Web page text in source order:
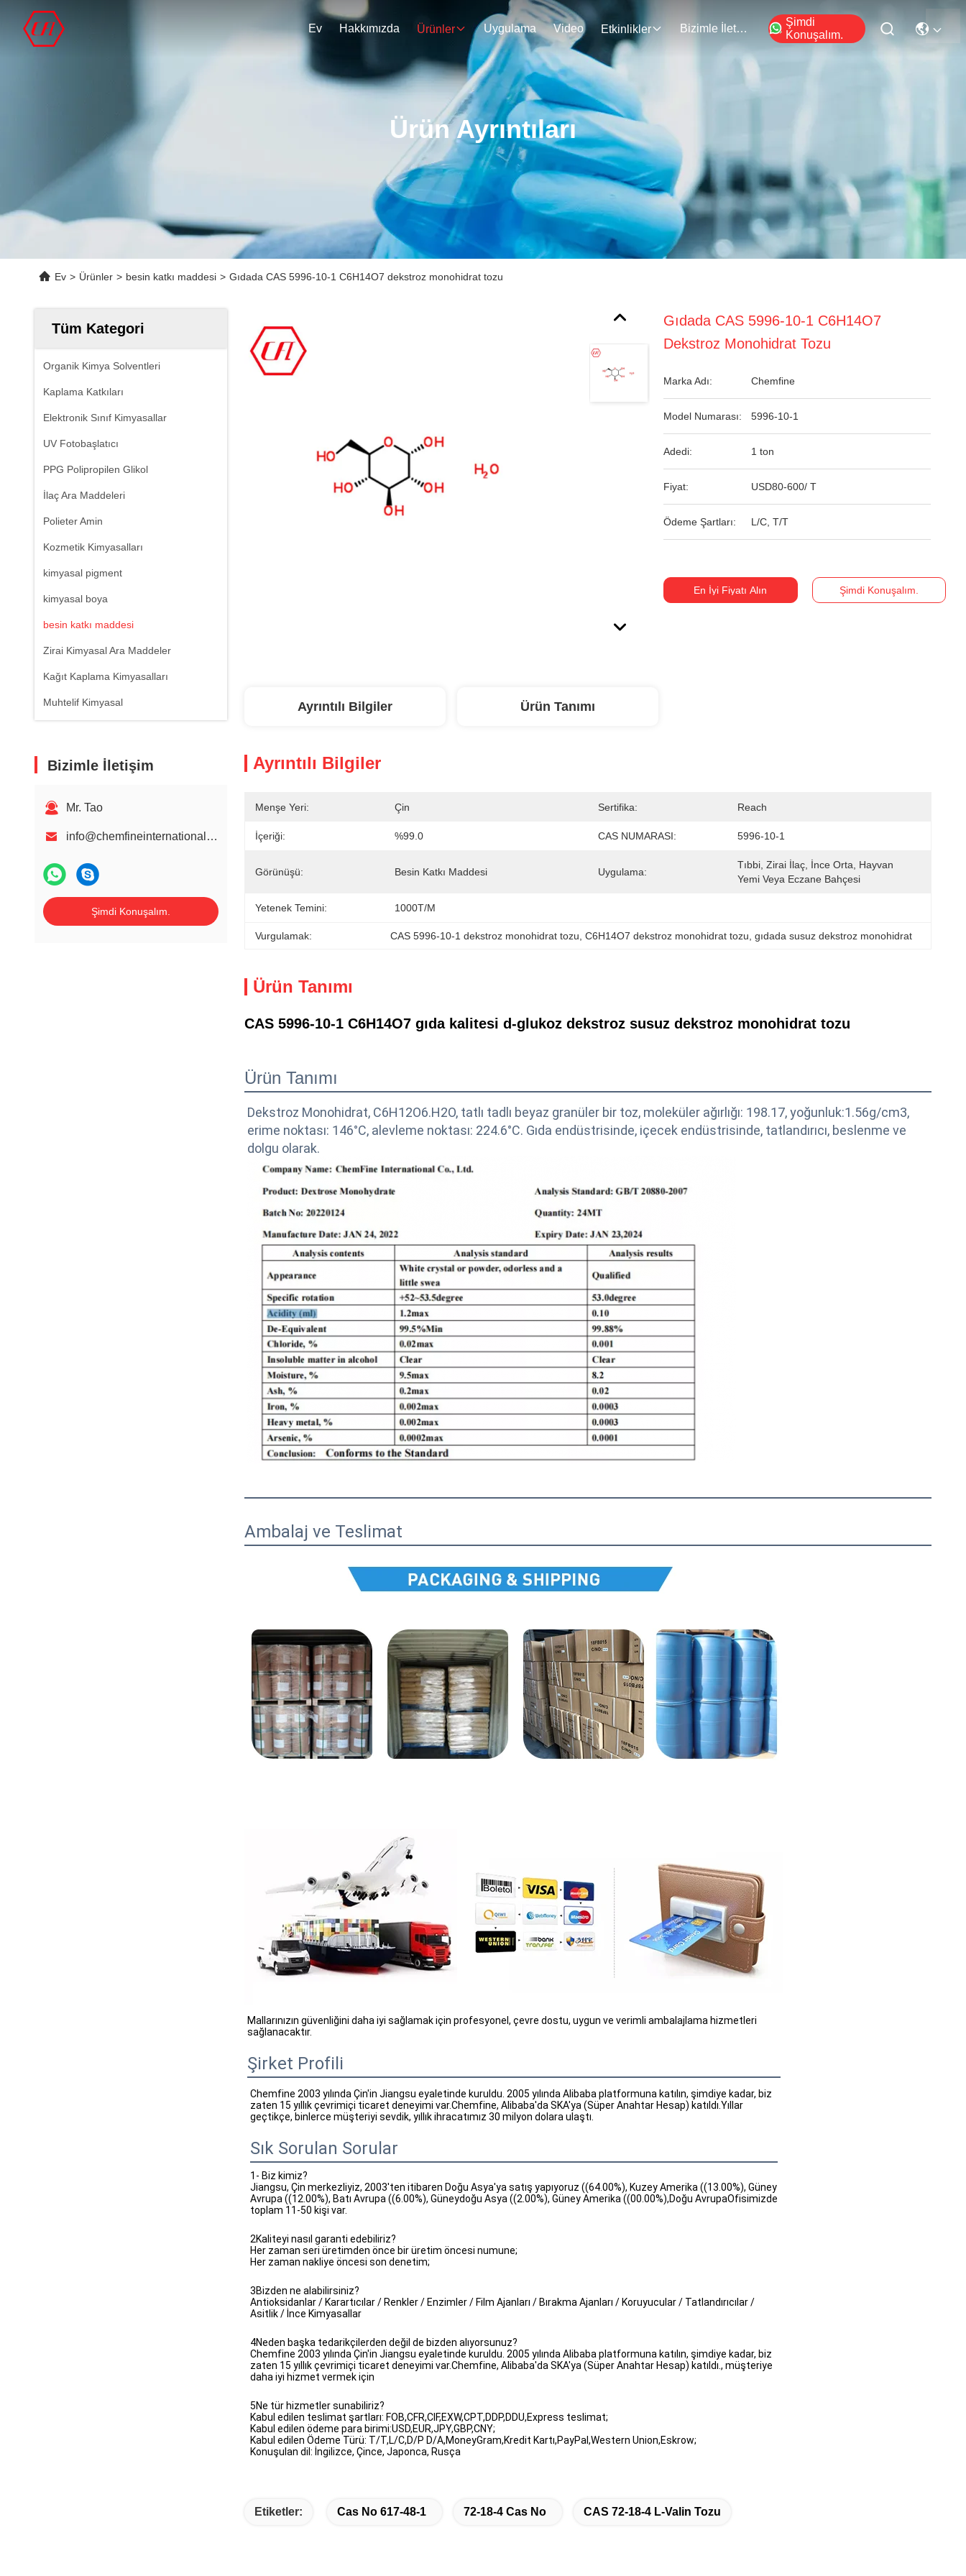
Ev Hakkımızda Ürünler Uygulama Video Etkinlikler Bizimle İletişim
Şimdi
Konuşalım.
Ürün Ayrıntıları
Ev > Ürünler > besin katkı maddesi > Gıdada CAS 5996-10-1 C6H14O7 dekstroz monohidrat tozu
Tüm Kategori
Organik Kimya Solventleri
Kaplama Katkıları
Elektronik Sınıf Kimyasallar
UV Fotobaşlatıcı
PPG Polipropilen Glikol
İlaç Ara Maddeleri
Polieter Amin
Kozmetik Kimyasalları
kimyasal pigment
kimyasal boya
besin katkı maddesi
Zirai Kimyasal Ara Maddeler
Kağıt Kaplama Kimyasalları
Muhtelif Kimyasal
Bizimle İletişim
Mr. Tao
info@chemfineinternational.com
Şimdi Konuşalım.
Gıdada CAS 5996-10-1 C6H14O7
Dekstroz Monohidrat Tozu
Marka Adı: Chemfine
Model Numarası: 5996-10-1
Adedi: 1 ton
Fiyat: USD80-600/ T
Ödeme Şartları: L/C, T/T
En İyi Fiyatı Alın Şimdi Konuşalım.
Ayrıntılı Bilgiler Ürün Tanımı
Ayrıntılı Bilgiler
Menşe Yeri: Çin Sertifika: Reach
İçeriği: %99.0 CAS NUMARASI: 5996-10-1
Görünüşü: Besin Katkı Maddesi Uygulama:
Tıbbi, Zirai İlaç, İnce Orta, Hayvan
Yemi Veya Eczane Bahçesi
Yetenek Temini: 1000T/m
Vurgulamak: CAS 5996-10-1 dekstroz monohidrat tozu , C6H14O7 dekstroz monohidrat tozu , gıdada susuz dekstroz monohidrat
Ürün Tanımı
CAS 5996-10-1 C6H14O7 gıda kalitesi d-glukoz dekstroz susuz dekstroz monohidrat tozu
Ürün Tanımı
Dekstroz Monohidrat, C6H12O6.H2O, tatlı tadlı beyaz granüler bir toz, moleküler ağırlığı: 198.17, yoğunluk:1.56g/cm3,
erime noktası: 146°C, alevleme noktası: 224.6°C. Gıda endüstrisinde, içecek endüstrisinde, tatlandırıcı, beslenme ve
dolgu olarak.
Ambalaj ve Teslimat
Mallarınızın güvenliğini daha iyi sağlamak için profesyonel, çevre dostu, uygun ve verimli ambalajlama hizmetleri
sağlanacaktır.
Şirket Profili
Chemfine 2003 yılında Çin'in Jiangsu eyaletinde kuruldu. 2005 yılında Alibaba platformuna katılın, şimdiye kadar, biz
zaten 15 yıllık çevrimiçi ticaret deneyimi var.Chemfine, Alibaba'da SKA'ya (Süper Anahtar Hesap) katıldı.Yıllar
geçtikçe, binlerce müşteriyi sevdik, yıllık ihracatımız 30 milyon dolara ulaştı.
Sık Sorulan Sorular
1- Biz kimiz?
Jiangsu, Çin merkezliyiz, 2003'ten itibaren Doğu Asya'ya satış yapıyoruz ((64.00%), Kuzey Amerika ((13.00%), Güney
Avrupa ((12.00%), Batı Avrupa ((6.00%), Güneydoğu Asya ((2.00%), Güney Amerika ((00.00%),Doğu AvrupaOfisimizde
toplam 11-50 kişi var.
2Kaliteyi nasıl garanti edebiliriz?
Her zaman seri üretimden önce bir üretim öncesi numune;
Her zaman nakliye öncesi son denetim;
3Bizden ne alabilirsiniz?
Antioksidanlar / Karartıcılar / Renkler / Enzimler / Film Ajanları / Bırakma Ajanları / Koruyucular / Tatlandırıcılar /
Asitlik / İnce Kimyasallar
4Neden başka tedarikçilerden değil de bizden alıyorsunuz?
Chemfine 2003 yılında Çin'in Jiangsu eyaletinde kuruldu. 2005 yılında Alibaba platformuna katılın, şimdiye kadar, biz
zaten 15 yıllık çevrimiçi ticaret deneyimi var.Chemfine, Alibaba'da SKA'ya (Süper Anahtar Hesap) katıldı., müşteriye
daha iyi hizmet vermek için
5Ne tür hizmetler sunabiliriz?
Kabul edilen teslimat şartları: FOB,CFR,CIF,EXW,CPT,DDP,DDU,Express teslimat;
Kabul edilen ödeme para birimi:USD,EUR,JPY,GBP,CNY;
Kabul edilen Ödeme Türü: T/T,L/C,D/P D/A,MoneyGram,Kredit Kartı,PayPal,Western Union,Eskrow;
Konuşulan dil: İngilizce, Çince, Japonca, Rusça
Etiketler: Cas No 617-48-1 72-18-4 Cas No CAS 72-18-4 L-Valin Tozu